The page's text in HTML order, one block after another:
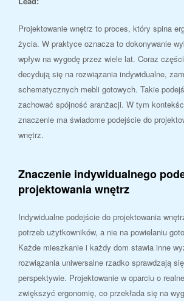
Projektowanie wnętrz to proces, który spina
życia. W praktyce oznacza to dokonywanie
wpływ na wygodę przez wiele lat. Coraz
decydują się na rozwiązania indywidualne,
schematycznych mebli gotowych. Takie
zachować spójność aranżacji. W tym
znaczenie ma świadome podejście do
wnętrz.
Znaczenie indywidualnego
projektowania wnętrz
Indywidualne podejście do projektowania
potrzeb użytkowników, a nie na powielaniu
Każde mieszkanie i każdy dom stawia inne
rozwiązania uniwersalne rzadko sprawdzają
perspektywie. Projektowanie w oparciu o
zwiększyć ergonomię, co przekłada się na